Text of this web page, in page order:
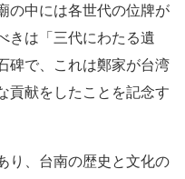
の中には各世代の位牌が
きは「三代にわたる遺
碑で、これは鄭家が台湾
貢献をしたことを記念す
り、台南の歴史と文化の